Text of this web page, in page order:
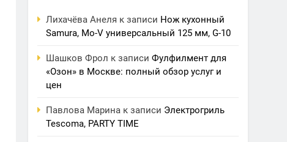
Лихачёва Анеля к записи Нож кухонный
Samura, Mo-V универсальный 125 мм, G-10
Шашков Фрол к записиФулфилмент для
«Озон» в Москве: полный обзор услуг и
цен
Павлова Марина к записи Электрогриль
Tescoma, PARTY TIME